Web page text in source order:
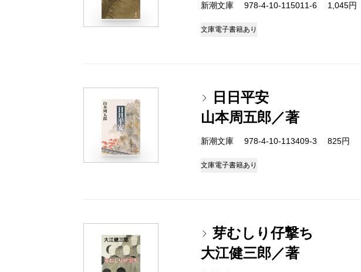
新潮文庫 978-4-10-115011-6 1,045円
文庫電子書籍あり
日日平安
山本周五郎／著
新潮文庫 978-4-10-113409-3 825円
文庫電子書籍あり
芽むしり仔撃ち
大江健三郎／著